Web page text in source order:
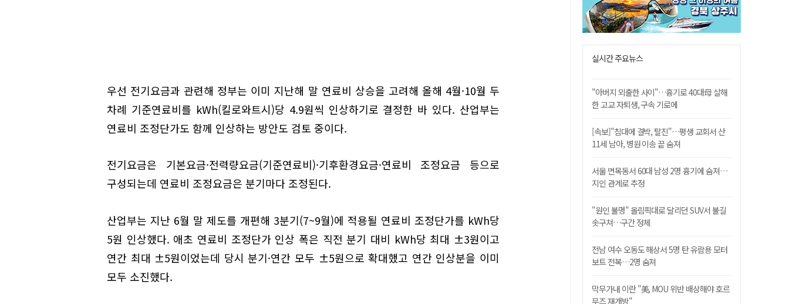
우선 전기요금과 관련해 정부는 이미 지난해 말 연료비 상승을 고려해 올해 4월·10월 두
차례 기준연료비를 kWh(킬로와트시)당 4.9원씩 인상하기로 결정한 바 있다. 산업부는
연료비 조정단가도 함께 인상하는 방안도 검토 중이다.
전기요금은 기본요금·전력량요금(기준연료비)·기후환경요금·연료비 조정요금 등으로
구성되는데 연료비 조정요금은 분기마다 조정된다.
산업부는 지난 6월 말 제도를 개편해 3분기(7~9월)에 적용될 연료비 조정단가를 kWh당
5원 인상했다. 애초 연료비 조정단가 인상 폭은 직전 분기 대비 kWh당 최대 ±3원이고
연간 최대 ±5원이었는데 당시 분기·연간 모두 ±5원으로 확대했고 연간 인상분을 이미
모두 소진했다.
실시간 주요뉴스
"아버지 외출한 사이"…흉기로 40대母 살해
한 고교 자퇴생, 구속 기로에
[속보]"침대에 결박, 탈진"…평생 교회서 산
11세 남아, 병원 이송 끝 숨져
서울 면목동서 60대 남성 2명 흉기에 숨져…
지인 관계로 추정
"원인 불명" 올림픽대로 달리던 SUV서 불길
솟구쳐…구간 정체
전남 여수 오동도 해상서 5명 탄 유람용 모터
보트 전복…2명 숨져
막무가내 이란 "美, MOU 위반 배상해야 호르
무즈 재개방"